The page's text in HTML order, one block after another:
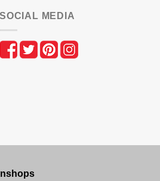
SOCIAL MEDIA